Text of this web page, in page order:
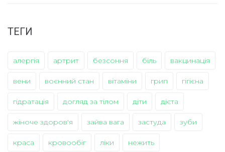
ТЕГИ
алергія артрит безсоння біль вакцинація
вени воєнний стан вітаміни грип гігієна
гідратація догляд за тілом діти дієта
жіноче здоров'я зайва вага застуда зуби
краса кровообіг ліки нежить